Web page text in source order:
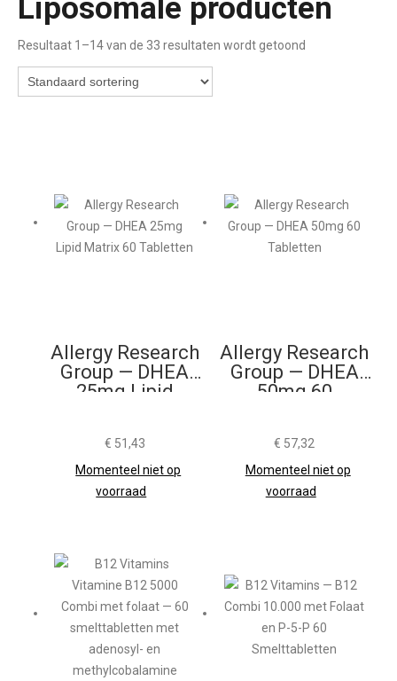
Liposomale producten
Resultaat 1–14 van de 33 resultaten wordt getoond
Allergy Research
Group — DHEA
25mg Lipid
€ 51,43
Momenteel niet op
voorraad
Allergy Research
Group — DHEA
50mg 60
€ 57,32
Momenteel niet op
voorraad